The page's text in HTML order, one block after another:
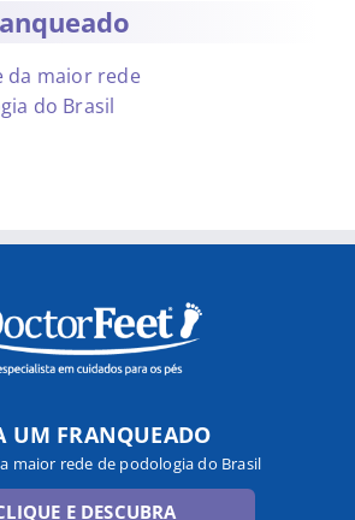
da maior rede
do Brasil
UM FRANQUEADO
maior rede de podologia do Brasil
E DESCUBRA